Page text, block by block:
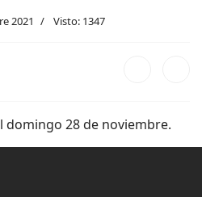
2021 Visto: 1347
28 de noviembre.